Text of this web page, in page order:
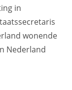
in
wonende
Nederland